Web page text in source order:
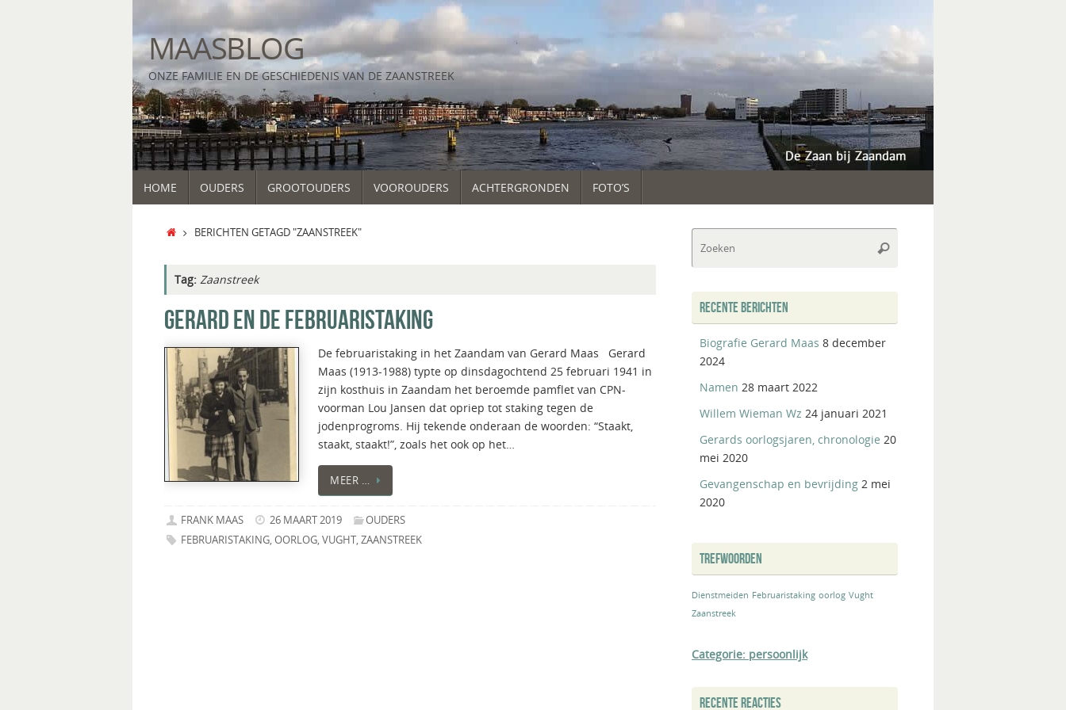
MAASBLOG
ONZE FAMILIE EN DE GESCHIEDENIS VAN DE ZAANSTREEK
NAAR
INHOUD
HOME OUDERS GROOTOUDERS VOOROUDERS ACHTERGRONDEN FOTO’S
HOMEBERICHTEN GETAGD "ZAANSTREEK"
Tag: Zaanstreek
GERARD EN DE FEBRUARISTAKING
De februaristaking in het Zaandam van Gerard Maas Gerard
Maas (1913-1988) typte op dinsdagochtend 25 februari 1941 in
zijn kosthuis in Zaandam het beroemde pamflet van CPN-
voorman Lou Jansen dat opriep tot staking tegen de
jodenprogroms. Hij tekende onderaan de woorden: “Staakt,
staakt, staakt!”, zoals het ook op het…
MEER …
FRANK MAAS 26 MAART 2019
OUDERS
FEBRUARISTAKING,OORLOG,VUGHT,ZAANSTREEK
Zoeken
RECENTE BERICHTEN
Biografie Gerard Maas 8 december
2024
Namen 28 maart 2022
Willem Wieman Wz 24 januari 2021
Gerards oorlogsjaren, chronologie 20
mei 2020
Gevangenschap en bevrijding 2 mei
2020
TREFWOORDEN
Dienstmeiden Februaristaking oorlog Vught
Zaanstreek
Categorie: persoonlijk
RECENTE REACTIES